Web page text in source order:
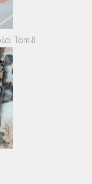
Tom 8